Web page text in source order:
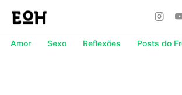
Amor Sexo Reflexões Posts do